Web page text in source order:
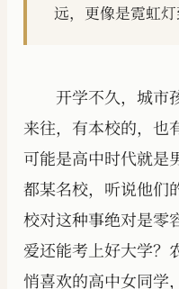
远，更像是霓虹
开学不久，城市
来往，有本校的，也
可能是高中时代就是
都某名校，听说他们
校对这种事绝对是零
爱还能考上好大学？
悄喜欢的高中女同学